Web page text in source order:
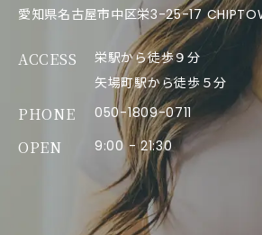
愛知県名古屋市中区栄3-25-17
ACCESS
栄駅から徒歩９分
矢場町駅から徒歩５分
PHONE 050-1809-0711
OPEN 9:00 - 21:30